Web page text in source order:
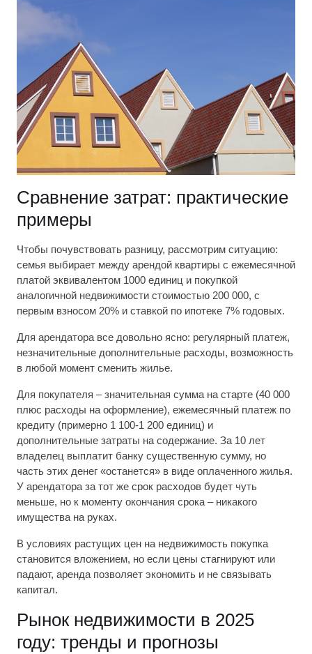
Сравнение затрат: практические
примеры
Чтобы почувствовать разницу, рассмотрим ситуацию:
семья выбирает между арендой квартиры с ежемесячной
платой эквивалентом 1000 единиц и покупкой
аналогичной недвижимости стоимостью 200 000, с
первым взносом 20% и ставкой по ипотеке 7% годовых.
Для арендатора все довольно ясно: регулярный платеж,
незначительные дополнительные расходы, возможность
в любой момент сменить жилье.
Для покупателя – значительная сумма на старте (40 000
плюс расходы на оформление), ежемесячный платеж по
кредиту (примерно 1 100-1 200 единиц) и
дополнительные затраты на содержание. За 10 лет
владелец выплатит банку существенную сумму, но
часть этих денег «останется» в виде оплаченного жилья.
У арендатора за тот же срок расходов будет чуть
меньше, но к моменту окончания срока – никакого
имущества на руках.
В условиях растущих цен на недвижимость покупка
становится вложением, но если цены стагнируют или
падают, аренда позволяет экономить и не связывать
капитал.
Рынок недвижимости в 2025
году: тренды и прогнозы